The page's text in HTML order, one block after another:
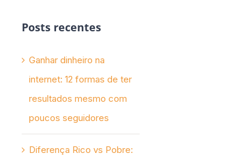
Posts recentes
Ganhar dinheiro na
internet: 12 formas de ter
resultados mesmo com
poucos seguidores
Diferença Rico vs Pobre: